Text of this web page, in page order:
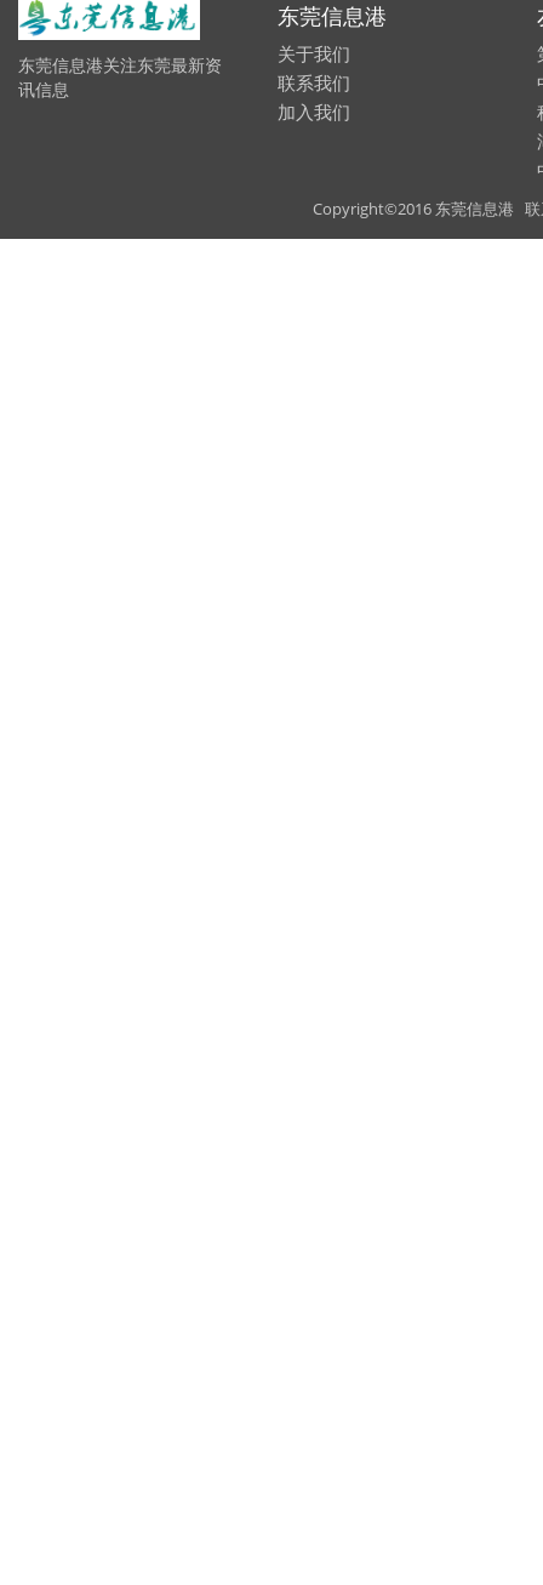
东莞信息港关注东莞最新资
讯信息
东莞信息港
关于我们
联系我们
加入我们
Copyright©2016 东莞信息港 联